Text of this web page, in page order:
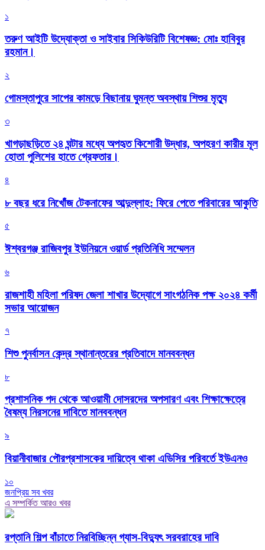
১
তরুণ আইটি উদ্যোক্তা ও সাইবার সিকিউরিটি বিশেষজ্ঞ: মোঃ হাবিবুর
রহমান।
২
গোমস্তাপুরে সাপের কামড়ে বিছানায় ঘুমন্ত অবস্থায় শিশুর মৃত্যু
৩
খাগড়াছড়িতে ২৪ ঘন্টার মধ্যে অপহৃত কিশোরী উদ্ধার, অপহরণ কারীর মূল
হোতা পুলিশের হাতে গ্রেফতার।
৪
৮ বছর ধরে নিখোঁজ টেকনাফের আব্দুল্লাহ: ফিরে পেতে পরিবারের আকুতি
৫
ঈশ্বরগঞ্জ রাজিবপুর ইউনিয়নে ওয়ার্ড প্রতিনিধি সম্মেলন
৬
রাজশাহী মহিলা পরিষদ জেলা শাখার উদ্যোগে সাংগঠনিক পক্ষ ২০২৪ কর্মী
সভার আয়োজন
৭
শিশু পুনর্বাসন কেন্দ্র স্থানান্তরের প্রতিবাদে মানববন্ধন
৮
প্রশাসনিক পদ থেকে আওয়ামী দোসরদের অপসারণ এবং শিক্ষাক্ষেত্রে
বৈষম্য নিরসনের দাবিতে মানববন্ধন
৯
বিয়ানীবাজার পৌরপ্রশাসকের দায়িত্বে থাকা এডিসির পরিবর্তে ইউএনও
১০
জনপ্রিয় সব খবর
এ সম্পর্কিত আরও খবর
রপ্তানি শিল্প বাঁচাতে নিরবিচ্ছিন্ন গ্যাস-বিদ্যুৎ সরবরাহের দাবি